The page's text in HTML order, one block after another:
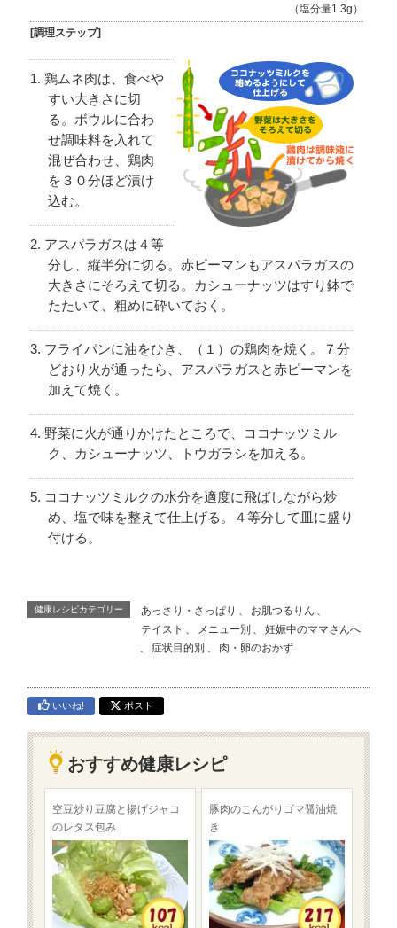
（塩分量1.3g）
[調理ステップ]
鶏ムネ肉は、食べや
すい大きさに切
る。ボウルに合わ
せ調味料を入れて
混ぜ合わせ、鶏肉
を３０分ほど漬け
込む。
アスパラガスは４等
分し、縦半分に切る。赤ピーマンもアスパラガスの
大きさにそろえて切る。カシューナッツはすり鉢で
たたいて、粗めに砕いておく。
フライパンに油をひき、（１）の鶏肉を焼く。７分
どおり火が通ったら、アスパラガスと赤ピーマンを
加えて焼く。
野菜に火が通りかけたところで、ココナッツミル
ク、カシューナッツ、トウガラシを加える。
ココナッツミルクの水分を適度に飛ばしながら炒
め、塩で味を整えて仕上げる。４等分して皿に盛り
付ける。
健康レシピカテゴリー あっさり・さっぱり 、 お肌つるりん 、
テイスト 、 メニュー別 、
妊娠中のママさんへ
、
症状目的別 、 肉・卵のおかず
いいね! ポスト
おすすめ健康レシピ
空豆炒り豆腐と揚げジャコ
のレタス包み
豚肉のこんがりゴマ醤油焼
き